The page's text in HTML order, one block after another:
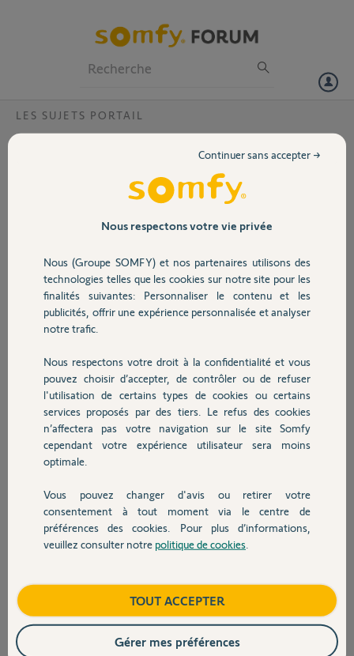
Volet
Sécurité
Domotique
Chauffage
Autres produits
Devis avec un pro
Contact
LES SUJETS PORTAIL
Ajout d'une keypop 2 rts a mon visiophone
Comme le sujet l'indique. J'essaie d'ajouter une télécommande
keypop 2 rts a mon visiophone v 500
Mon viso me propose bien d'ajouter des éléments rts a different
channel. Mais mon visio ne semble pas le reconnaître après avoir
appuyer au moins 3 sec sur la télécommande.
Si qq1 pouvait m'éclairer ce serait super :)
Guilaume M.
il y a plus de 4 ans
Participer au fil de discussion
Bonjour,
Pas d'écriture sms SVP.
Le V500 n'est pas un récepteur, mais un émetteur RTS.
Richy C. il y a plus de 4 ans
Nous respectons votre vie privée
Nous (Groupe SOMFY) et nos partenaires utilisons des
technologies telles que les cookies sur notre site pour les
finalités suivantes: Personnaliser le contenu et les
publicités, offrir une expérience personnalisée et analyser
notre trafic.
Nous respectons votre droit à la confidentialité et vous
pouvez choisir d’accepter, de contrôler ou de refuser
l'utilisation de certains types de cookies ou certains
services proposés par des tiers. Le refus des cookies
n’affectera pas votre navigation sur le site Somfy
cependant votre expérience utilisateur sera moins
optimale.
Vous pouvez changer d'avis ou retirer votre
consentement à tout moment via le centre de
préférences des cookies. Pour plus d’informations,
veuillez consulter notre politique de cookies
Continuer sans accepter →
TOUT ACCEPTER
Gérer mes préférences